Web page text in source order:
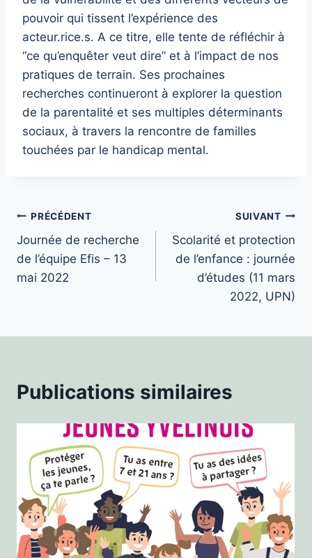
pouvoir qui tissent l’expérience des
acteur.rice.s. A ce titre, elle tente de réfléchir à
“ce qu’enquêter veut dire” et à l’impact de nos
pratiques de terrain. Ses prochaines
recherches continueront à explorer la question
de la parentalité et ses multiples déterminants
sociaux, à travers la rencontre de familles
touchées par le handicap mental.
Navigation
de
l’article
PRÉCÉDENT
Journée de recherche
de l’équipe Efis – 13
mai 2022
SUIVANT
Scolarité et protection
de l’enfance : journée
d’études (11 mars
2022, UPN)
Publications similaires